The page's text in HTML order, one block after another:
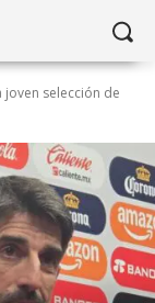
joven selección de